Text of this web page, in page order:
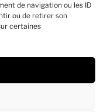
de navigation ou les ID
ou de retirer son
certaines